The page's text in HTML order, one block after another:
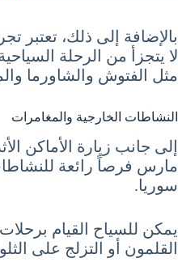
بالإضافة إلى ذلك، تعتبر
لا يتجزأ من الرحلة
مثل الفتوش والشاورما
النشاطات الخارجية والمغامرات
إلى جانب زيارة الأماكن
مارس فرصاً رائعة
سوريا.
يمكن للسياح القيام
القلمون أو التزلج على